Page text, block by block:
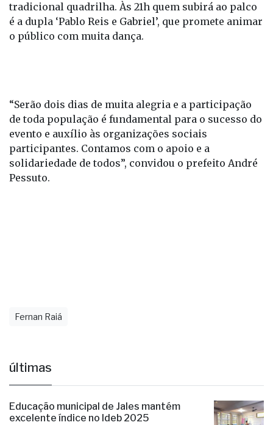
tradicional quadrilha. Às 21h quem subirá ao palco
é a dupla ‘Pablo Reis e Gabriel’, que promete animar
o público com muita dança.
“Serão dois dias de muita alegria e a participação
de toda população é fundamental para o sucesso do
evento e auxílio às organizações sociais
participantes. Contamos com o apoio e a
solidariedade de todos”, convidou o prefeito André
Pessuto.
Fernan Raiá
últimas
Educação municipal de Jales mantém
excelente índice no Ideb 2025